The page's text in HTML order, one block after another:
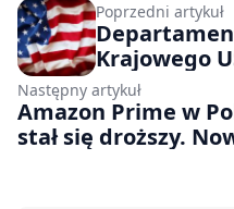
Poprzedni artykuł
Krajowego
oskarżany o
autorskich.
podkłady
Instagramie
Następny artykuł
Amazon Prime w
stał się droższy.